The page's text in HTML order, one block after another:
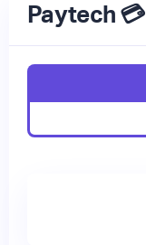
Paytech 💳